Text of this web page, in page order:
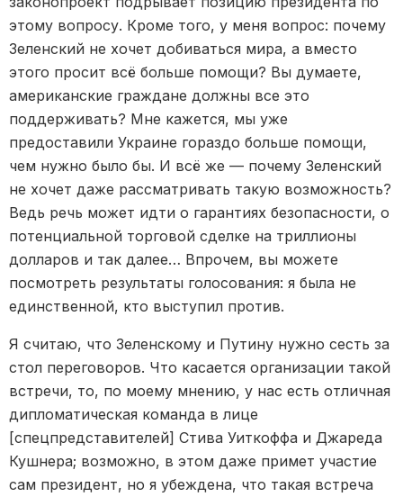
этому вопросу. Кроме того, у меня вопрос: почему
Зеленский не хочет добиваться мира, а вместо
этого просит всё больше помощи? Вы думаете,
американские граждане должны все это
поддерживать? Мне кажется, мы уже
предоставили Украине гораздо больше помощи,
чем нужно было бы. И всё же — почему Зеленский
не хочет даже рассматривать такую ​​возможность?
Ведь речь может идти о гарантиях безопасности, о
потенциальной торговой сделке на триллионы
долларов и так далее… Впрочем, вы можете
посмотреть результаты голосования: я была не
единственной, кто выступил против.
Я считаю, что Зеленскому и Путину нужно сесть за
стол переговоров. Что касается организации такой
встречи, то, по моему мнению, у нас есть отличная
дипломатическая команда в лице
[спецпредставителей] Стива Уиткоффа и Джареда
Кушнера; возможно, в этом даже примет участие
сам президент, но я убеждена, что такая встреча